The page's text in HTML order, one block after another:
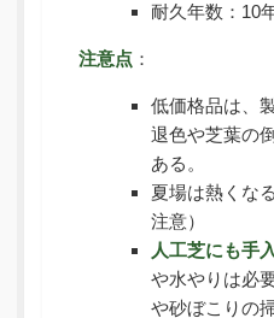
耐久年数：10
注意点 ：
低価格品は、
退色や芝葉の
ある。
夏場は熱くな
注意）
人工芝にも手
や水やりは必
や砂ぼこりの